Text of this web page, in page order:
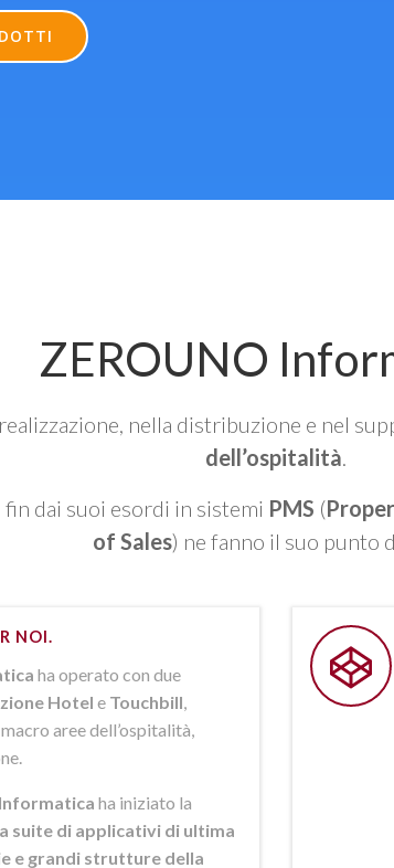
ZEROUNO
nella distribuzione e nel
dell’ospitalità
fin dai suoi esordi in sistemi PMS (
of Sales) ne fanno il suo punto
NOI.
ha operato con due
Hotel e Touchbill
aree dell’ospitalità,
ha iniziato la
suite di applicativi di ultima
e grandi strutture della